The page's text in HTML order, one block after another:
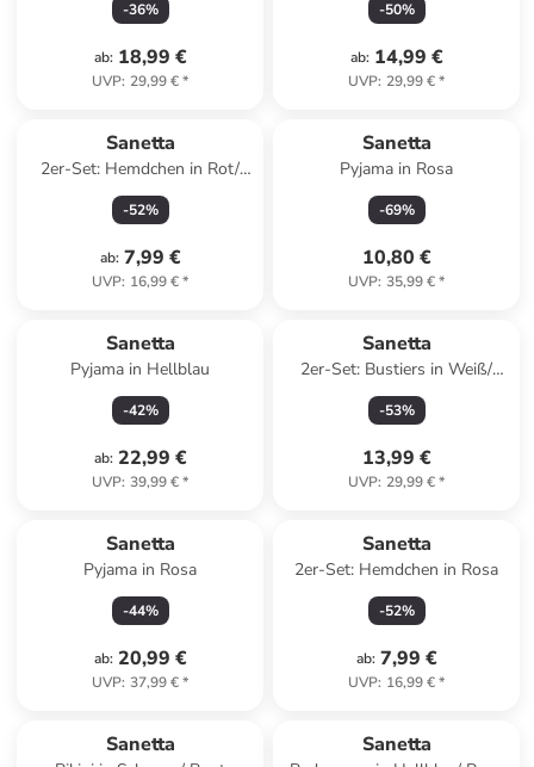
-36%
ab: 18,99 €
UVP: 29,99 €*
-50%
ab: 14,99 €
UVP: 29,99 €*
Sanetta
2er-Set: Hemdchen in Rot/
Dunkelblau
-52%
ab: 7,99 €
UVP: 16,99 €*
Sanetta
Pyjama in Rosa
-69%
10,80 €
UVP: 35,99 €*
Sanetta
Pyjama in Hellblau
-42%
ab: 22,99 €
UVP: 39,99 €*
Sanetta
2er-Set: Bustiers in Weiß/
Bunt
-53%
13,99 €
UVP: 29,99 €*
Sanetta
Pyjama in Rosa
-44%
ab: 20,99 €
UVP: 37,99 €*
Sanetta
2er-Set: Hemdchen in Rosa
-52%
ab: 7,99 €
UVP: 16,99 €*
Sanetta Sanetta